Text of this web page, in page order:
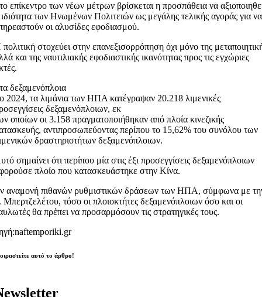
επίκεντρο των νέων μέτρων βρίσκεται η προσπάθεια να
των Ηνωμένων Πολιτειών ως μεγάλης τελικής αγοράς για να
οι αλυσίδες εφοδιασμού.
στοχεύει στην επανεξισορρόπηση όχι μόνο της
και της ναυτιλιακής εφοδιαστικής ικανότητας προς τις εγχώριες
δεξαμενόπλοια
2024, τα λιμάνια των ΗΠΑ κατέγραψαν 20.218 λιμενικές
δεξαμενόπλοιων, εκ
οποίων οι 3.158 πραγματοποιήθηκαν από πλοία κινεζικής
αντιπροσωπεύοντας περίπου το 15,62% του συνόλου των
δραστηριοτήτων δεξαμενόπλοιων.
σημαίνει ότι περίπου μία στις έξι προσεγγίσεις δεξαμενόπλοιων
πλοίο που κατασκευάστηκε στην Κίνα.
αναμονή πιθανών ρυθμιστικών δράσεων των ΗΠΑ, σύμφωνα με
Μπερτζελέτου, τόσο οι πλοιοκτήτες δεξαμενόπλοιων όσο και οι
θα πρέπει να προσαρμόσουν τις στρατηγικές τους.
αυτό το άρθρο!